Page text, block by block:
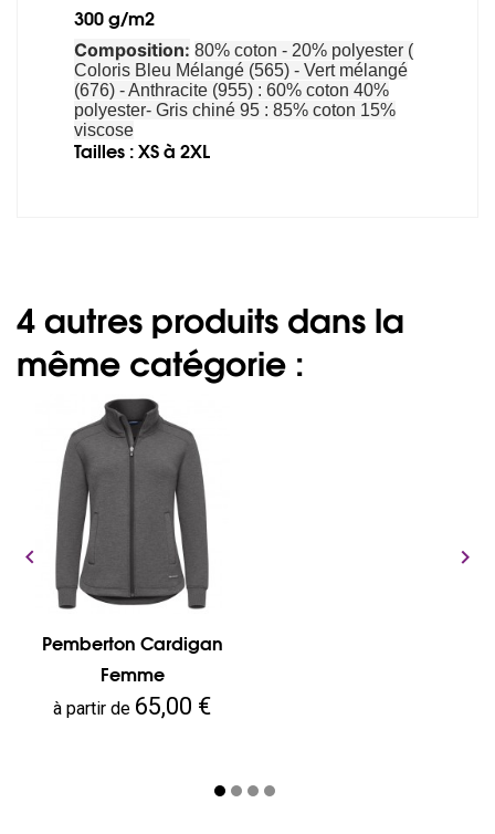
300 g/m2
Composition: 80% coton - 20% polyester (
Coloris Bleu Mélangé (565) - Vert mélangé
(676) - Anthracite (955) : 60% coton 40%
polyester- Gris chiné 95 : 85% coton 15%
viscose
Tailles : XS à 2XL
4 autres produits dans la
même catégorie :
Pemberton Cardigan
Femme
Prix
à partir de 65,00 €
 